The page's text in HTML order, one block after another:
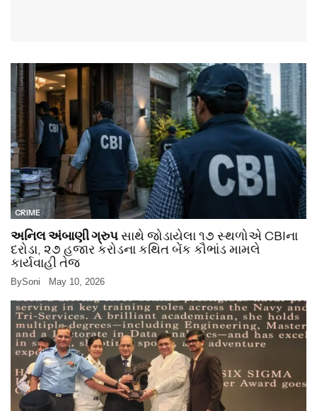
CRIME
અનિલ અંબાણી ગ્રુપસાથે જોડાયેલા ૧૭ સ્થળોએ CBIના
દરોડા, ૨૭ હજાર કરોડના કથિત બેંક કૌભાંડ મામલે
કાર્યવાહી તેજ
BySoni May 10, 2026